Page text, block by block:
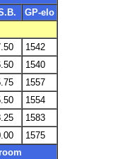
GP-elo
1542
1540
1557
1554
1583
1575